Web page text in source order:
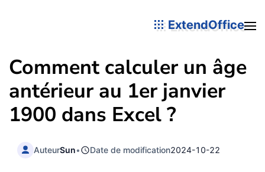
ExtendOffice
Comment calculer un âge
antérieur au 1er janvier
1900 dans Excel ?
AuteurSun• Date de modification2024-10-22